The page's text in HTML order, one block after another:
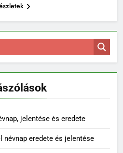
jelentése és eredete
névnap eredete és jelentése